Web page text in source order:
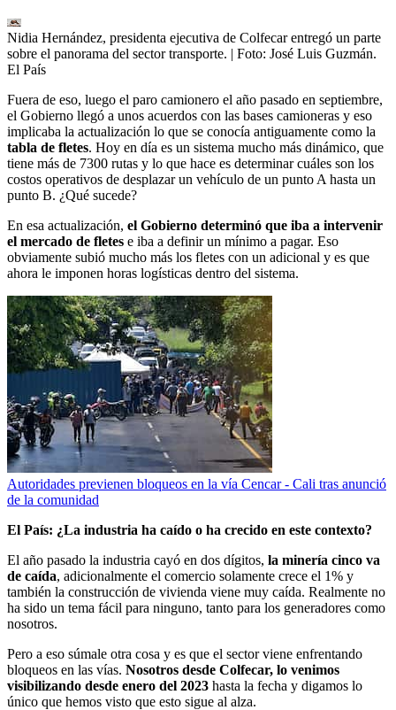
Nidia Hernández, presidenta ejecutiva de Colfecar entregó un parte
sobre el panorama del sector transporte. | Foto: José Luis Guzmán.
El País
Fuera de eso, luego el paro camionero el año pasado en septiembre,
el Gobierno llegó a unos acuerdos con las bases camioneras y eso
implicaba la actualización lo que se conocía antiguamente como la
tabla de fletes. Hoy en día es un sistema mucho más dinámico, que
tiene más de 7300 rutas y lo que hace es determinar cuáles son los
costos operativos de desplazar un vehículo de un punto A hasta un
punto B. ¿Qué sucede?
En esa actualización, el Gobierno determinó que iba a intervenir
el mercado de fletes e iba a definir un mínimo a pagar. Eso
obviamente subió mucho más los fletes con un adicional y es que
ahora le imponen horas logísticas dentro del sistema.
Autoridades previenen bloqueos en la vía Cencar - Cali tras anunció
de la comunidad
El País: ¿La industria ha caído o ha crecido en este contexto?
El año pasado la industria cayó en dos dígitos, la minería cinco va
de caída, adicionalmente el comercio solamente crece el 1% y
también la construcción de vivienda viene muy caída. Realmente no
ha sido un tema fácil para ninguno, tanto para los generadores como
nosotros.
Pero a eso súmale otra cosa y es que el sector viene enfrentando
bloqueos en las vías. Nosotros desde Colfecar, lo venimos
visibilizando desde enero del 2023 hasta la fecha y digamos lo
único que hemos visto que esto sigue al alza.